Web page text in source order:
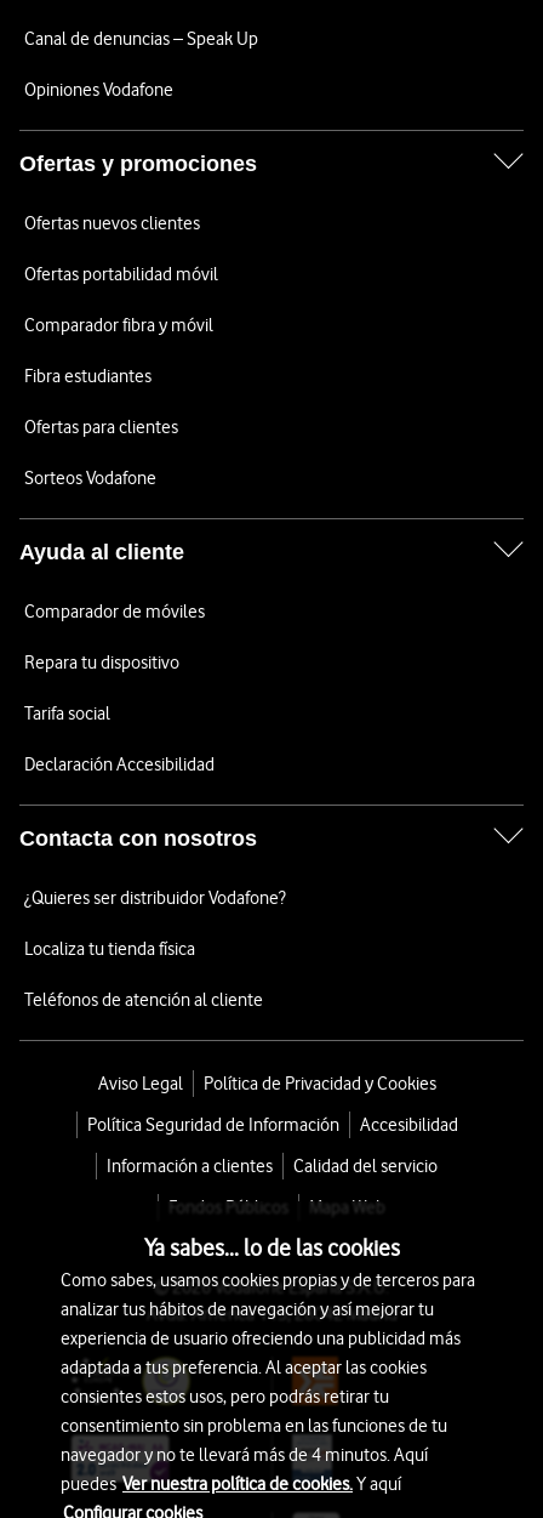
Canal de denuncias – Speak Up
Opiniones Vodafone
Ofertas y promociones
Ofertas nuevos clientes
Ofertas portabilidad móvil
Comparador fibra y móvil
Fibra estudiantes
Ofertas para clientes
Sorteos Vodafone
Ayuda al cliente
Comparador de móviles
Repara tu dispositivo
Tarifa social
Declaración Accesibilidad
Contacta con nosotros
¿Quieres ser distribuidor Vodafone?
Localiza tu tienda física
Teléfonos de atención al cliente
Aviso Legal
Política de Privacidad y Cookies
Política Seguridad de Información
Accesibilidad
Información a clientes
Calidad del servicio
Fondos Públicos
Mapa Web
© 2026 Vodafone España S.A.U.
Avda. América 115, 28042 Madrid
Ya sabes... lo de las cookies
Como sabes, usamos cookies propias y de terceros para
analizar tus hábitos de navegación y así mejorar tu
experiencia de usuario ofreciendo una publicidad más
adaptada a tus preferencia. Al aceptar las cookies
consientes estos usos, pero podrás retirar tu
consentimiento sin problema en las funciones de tu
navegador y no te llevará más de 4 minutos. Aquí
puedesVer nuestra política de cookies.Y aquí
Configurar cookies